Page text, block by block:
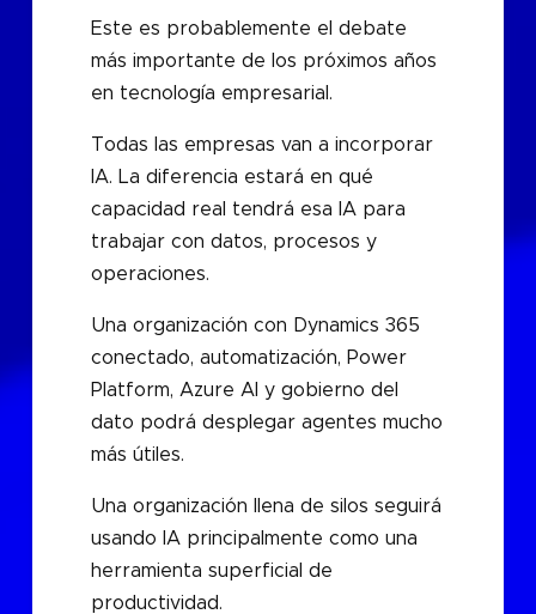
Este es probablemente el debate
más importante de los próximos años
en tecnología empresarial.
Todas las empresas van a incorporar
IA. La diferencia estará en qué
capacidad real tendrá esa IA para
trabajar con datos, procesos y
operaciones.
Una organización con Dynamics 365
conectado, automatización, Power
Platform, Azure AI y gobierno del
dato podrá desplegar agentes mucho
más útiles.
Una organización llena de silos seguirá
usando IA principalmente como una
herramienta superficial de
productividad.